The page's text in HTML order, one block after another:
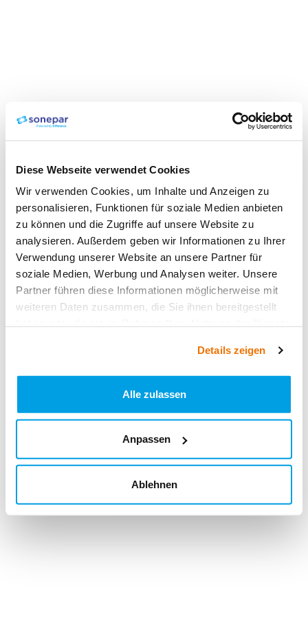
Diese Webseite verwendet Cookies
Wir verwenden Cookies, um Inhalte und Anzeigen zu
personalisieren, Funktionen für soziale Medien anbieten
zu können und die Zugriffe auf unsere Website zu
analysieren. Außerdem geben wir Informationen zu Ihrer
Verwendung unserer Website an unsere Partner für
soziale Medien, Werbung und Analysen weiter. Unsere
Partner führen diese Informationen möglicherweise mit
weiteren Daten zusammen, die Sie ihnen bereitgestellt
Details zeigen
Alle zulassen
Anpassen
Ablehnen